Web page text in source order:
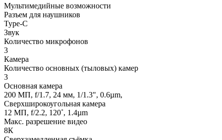
Мультимедийные возможности
Разъем для наушников
Type-C
Звук
Количество микрофонов
3
Камера
Количество основных (тыловых) камер
3
Основная камера
200 МП, f/1.7, 24 мм, 1/1.3", 0.6µm,
Сверхширокоугольная камера
12 МП, f/2.2, 120˚, 1.4µm
Макс. разрешение видео
8К